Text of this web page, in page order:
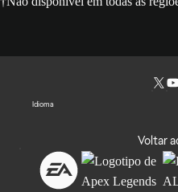
Idioma
Voltar